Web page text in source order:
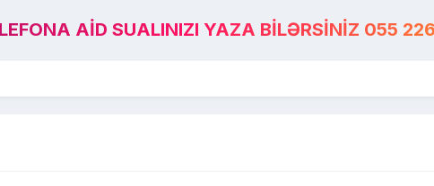
AID SUALINIZI YAZA BILƏRSINIZ 055